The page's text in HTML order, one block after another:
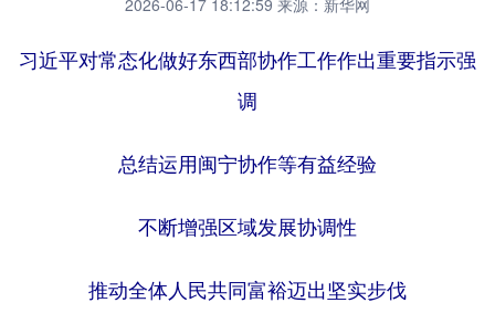
全球连线
科技 科创 量子 体育
视频 图片
学术中国 乡村振兴 银龄 溯源中国
2026-06-17 18:12:59 来源：新华网
习近平对常态化做好东西部协作工作作出重要指示强
调
总结运用闽宁协作等有益经验
不断增强区域发展协调性
推动全体人民共同富裕迈出坚实步伐